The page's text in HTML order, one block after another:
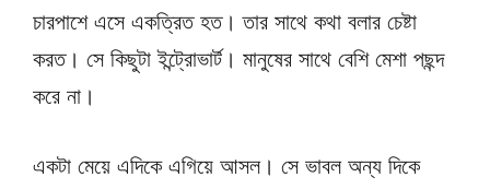
চারপাশে এসে একত্রিত হত। তার সাথে কথা বলার চেষ্টা
করত। সে কিছুটা ইন্ট্রোভার্ট। মানুষের সাথে বেশি মেশা পছন্দ
করে না।
একটা মেয়ে এদিকে এগিয়ে আসল। সে ভাবল অন্য দিকে